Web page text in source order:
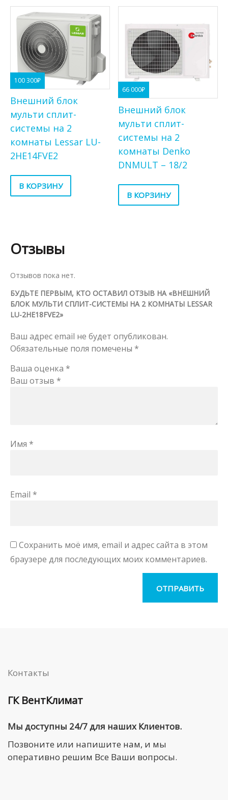
100 300₽
Внешний блок
мульти сплит-
системы на 2
комнаты Lessar LU-
2HE14FVE2
В КОРЗИНУ
66 000₽
Внешний блок
мульти сплит-
системы на 2
комнаты Denko
DNMULT – 18/2
В КОРЗИНУ
Отзывы
Отзывов пока нет.
БУДЬТЕ ПЕРВЫМ, КТО ОСТАВИЛ ОТЗЫВ НА «ВНЕШНИЙ
БЛОК МУЛЬТИ СПЛИТ-СИСТЕМЫ НА 2 КОМНАТЫ LESSAR
LU-2HE18FVE2»
Ваш адрес email не будет опубликован.
Обязательные поля помечены *
Ваша оценка *
Ваш отзыв *
Имя *
Email *
Сохранить моё имя, email и адрес сайта в этом
браузере для последующих моих комментариев.
Контакты
ГК ВентКлимат
Мы доступны 24/7 для наших Клиентов.
Позвоните или напишите нам, и мы
оперативно решим Все Ваши вопросы.